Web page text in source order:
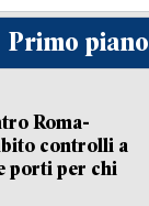
Primo piano
Roma-
controlli a
porti per chi